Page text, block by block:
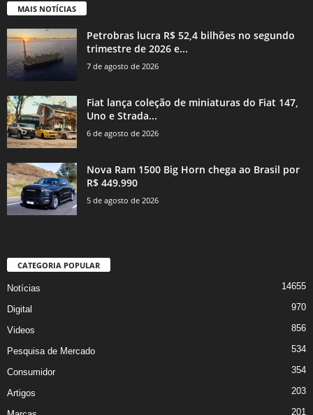
MAIS NOTÍCIAS
Petrobras lucra R$ 52,4 bilhões no segundo
trimestre de 2026 e...
7 de agosto de 2026
Fiat lança coleção de miniaturas do Fiat 147,
Uno e Strada...
6 de agosto de 2026
Nova Ram 1500 Big Horn chega ao Brasil por
R$ 449.990
5 de agosto de 2026
CATEGORIA POPULAR
Notícias 14655
Digital 970
Videos 856
Pesquisa de Mercado 534
Consumidor 354
Artigos 203
201